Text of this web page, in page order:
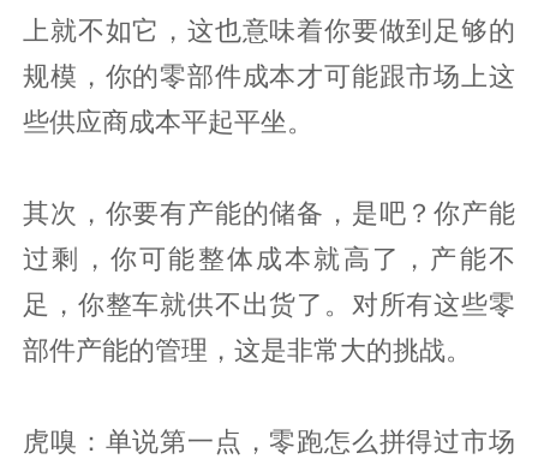
上就不如它，这也意味着你要做到足够的
规模，你的零部件成本才可能跟市场上这
些供应商成本平起平坐。
其次，你要有产能的储备，是吧？你产能
过剩，你可能整体成本就高了，产能不
足，你整车就供不出货了。对所有这些零
部件产能的管理，这是非常大的挑战。
虎嗅：单说第一点，零跑怎么拼得过市场